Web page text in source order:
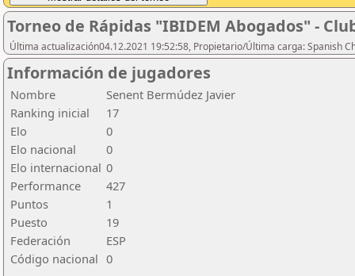
Torneo de Rápidas "IBIDEM Abogados" -
Última actualización04.12.2021 19:52:58, Propietario/Última carga: Spanish
Información de jugadores
Nombre
Senent Bermúdez Javier
Ranking inicial
17
Elo
0
Elo nacional
0
Elo internacional 0
Performance
427
Puntos
1
Puesto
19
Federación
ESP
Código nacional 0